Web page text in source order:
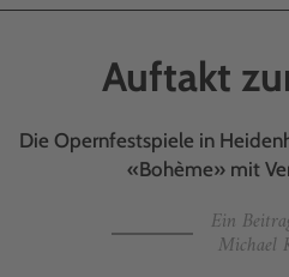
Auftakt
Die Opernfestspiele in
«Bohème» mit
Ein
Michael